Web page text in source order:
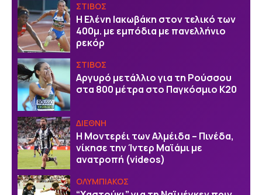
ΣΤΙΒΟΣ
Η Ελένη Ιακωβάκη στον τελικό των
400μ. με εμπόδια με πανελλήνιο
ρεκόρ
ΣΤΙΒΟΣ
Αργυρό μετάλλιο για τη Ρούσσου
στα 800 μέτρα στο Παγκόσμιο Κ20
ΔΙΕΘΝΗ
Η Μοντερέι των Αλμέιδα – Πινέδα,
νίκησε την Ίντερ Μαϊάμι με
ανατροπή (videos)
ΟΛΥΜΠΙΑΚΟΣ